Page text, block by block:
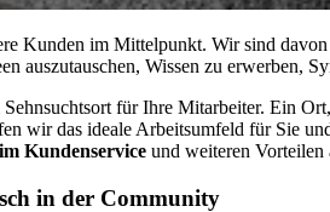
Kunden im Mittelpunkt. Wir sind
auszutauschen, Wissen zu erwerben,
für Ihre Mitarbeiter. Ein
wir das ideale Arbeitsumfeld für Sie
Kundenservice und weiteren Vorteilen
in der Community